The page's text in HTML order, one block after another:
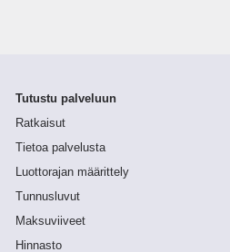
Tutustu palveluun
Ratkaisut
Tietoa palvelusta
Luottorajan määrittely
Tunnusluvut
Maksuviiveet
Hinnasto